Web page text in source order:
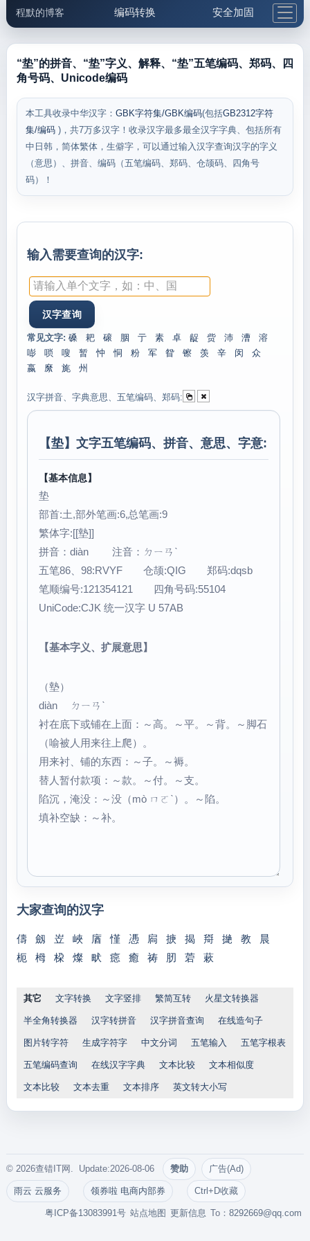
程默的博客 编码转换 安全加固
邮件工具 生活便民 更多工具
“垫”的拼音、“垫”字义、解释、“垫”五笔编码、郑码、四
角号码、Unicode编码
本工具收录中华汉字： GBK字符集/GBK编码(包括GB2312字符
集/编码 )，共7万多汉字！收录汉字最多最全汉字字典、包括所有
中日韩，简体繁体，生僻字，可以通过输入汉字查询汉字的字义
（意思）、拼音、编码（五笔编码、郑码、仓颉码、四角号
码）！
输入需要查询的汉字:
常见文字: 磉 耙 磙 胭 亍 素 卓 龊 赀 沛 漕
溶
嘭
唢 嗖 暂 忡 恫 粉 军 眢 镲 羡 辛 闵
众
嬴
縻 旄 州
汉字拼音、字典意思、五笔编码、郑码:
【垫】文字五笔编码、拼音、意思、字意:
【基本信息】
垫
部首:土,部外笔画:6,总笔画:9
繁体字:[[墊]]
拼音：diàn 注音：ㄉㄧㄢˋ
五笔86、98:RVYF 仓颉:QIG 郑码:dqsb
笔顺编号:121354121 四角号码:55104
UniCode:CJK 统一汉字 U 57AB
【基本字义、扩展意思】
（墊）
diàn ㄉㄧㄢˋ
衬在底下或铺在上面：～高。～平。～背。～脚石
（喻被人用来往上爬）。
用来衬、铺的东西：～子。～褥。
替人暂付款项：～款。～付。～支。
陷沉，淹没：～没（mò ㄇㄛˋ）。～陷。
填补空缺：～补。
大家查询的汉字
儔 劔 岦 峽 庮 慬 慿 扄 掶 揭 搿 撧 教
晨
枙
栂 桗 燦 畎 癋 癒 祷 肕 菪 蔌
其它 文字转换 文字竖排 繁简互转 火星文转换器
半全角转换器 汉字转拼音 汉字拼音查询 在线造句子
图片转字符 生成字符字 中文分词 五笔输入 五笔字根表
五笔编码查询 在线汉字字典 文本比较 文本相似度
文本比较 文本去重 文本排序 英文转大小写
© 2026查错IT网. Update:2026-08-06 赞助 广告(Ad)
雨云 云服务 领券啦 电商内部券 Ctrl+D收藏
To：8292669@qq.com
更新信息
站点地图
粤ICP备13083991号